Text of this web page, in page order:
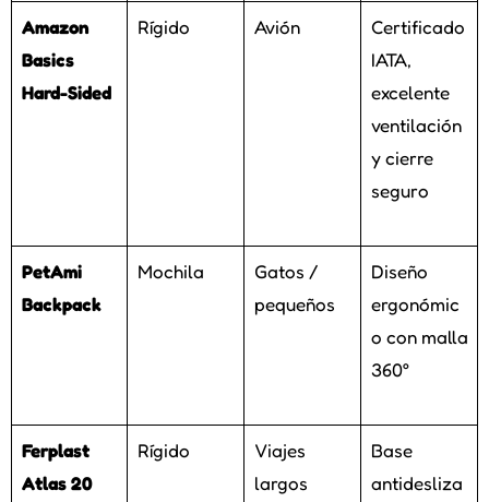
Amazon
Basics
Hard-Sided
Rígido Avión
Certificado
IATA,
excelente
ventilación
y cierre
seguro
PetAmi
Backpack
Mochila
Gatos /
pequeños
Diseño
ergonómic
o con malla
360°
Ferplast
Atlas 20
Rígido
Viajes
largos
Base
antidesliza